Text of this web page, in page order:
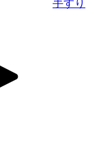
手すり